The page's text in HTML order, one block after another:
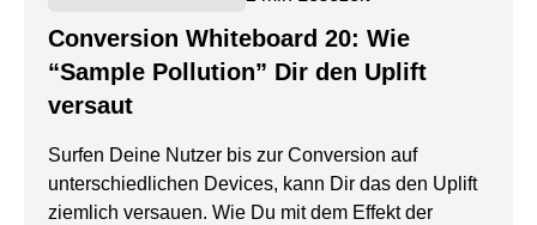
Conversion Whiteboard 20: Wie
“Sample Pollution” Dir den Uplift
versaut
Surfen Deine Nutzer bis zur Conversion auf
unterschiedlichen Devices, kann Dir das den Uplift
ziemlich versauen. Wie Du mit dem Effekt der